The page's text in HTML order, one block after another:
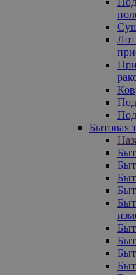
Бытовая